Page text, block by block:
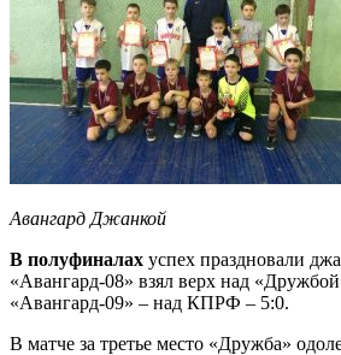
Авангард Джанкой
В полуфиналах успех праздновали
«Авангард-08» взял верх над
«Авангард-09» – над КПРФ – 5:0.
В матче за третье место «Дружба»